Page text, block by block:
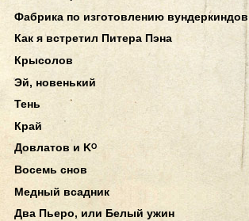
Фабрика по изготовлению вундеркиндов
Как я встретил Питера Пэна
Крысолов
Эй, новенький
Тень
Край
Довлатов и Kᴼ
Восемь снов
Медный всадник
Два Пьеро, или Белый ужин